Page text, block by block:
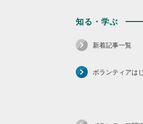
知る・学ぶ
新着記事一覧
ボランティアは